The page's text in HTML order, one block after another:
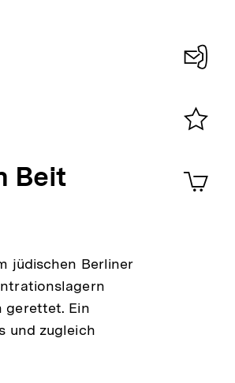
Beit
jüdischen Berliner
gerettet. Ein
und zugleich